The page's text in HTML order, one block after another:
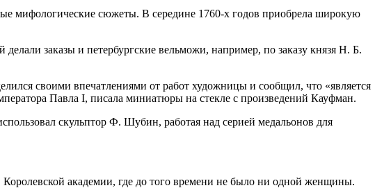
мифологические сюжеты. В середине 1760-х годов приобрела широкую
заказы и петербургские вельможи, например, по заказу князя Н. Б.
своими впечатлениями от работ художницы и сообщил, что «является
Павла I, писала миниатюры на стекле с произведений Кауфман.
скульптор Ф. Шубин, работая над серией медальонов для
академии, где до того времени не было ни одной женщины.